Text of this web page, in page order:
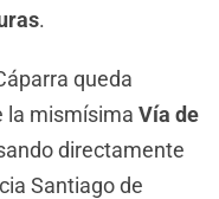
.
queda
la mismísima Vía de
directamente
Santiago de